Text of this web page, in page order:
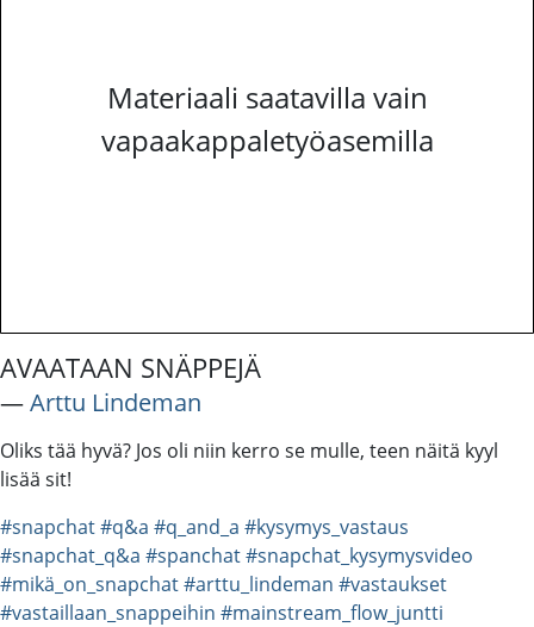
Materiaali saatavilla vain
vapaakappaletyöasemilla
AVAATAAN SNÄPPEJÄ
―Arttu Lindeman
Oliks tää hyvä? Jos oli niin kerro se mulle, teen näitä kyyl
lisää sit!
#snapchat#q&a #q_and_a #kysymys_vastaus
#snapchat_q&a #spanchat#snapchat_kysymysvideo
#mikä_on_snapchat#arttu_lindeman #vastaukset
#vastaillaan_snappeihin #mainstream_flow_juntti